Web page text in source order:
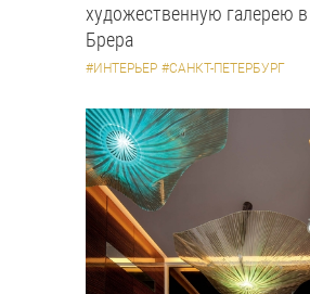
художественную галерею
Брера
#ИНТЕРЬЕР #САНКТ-ПЕТЕРБУРГ